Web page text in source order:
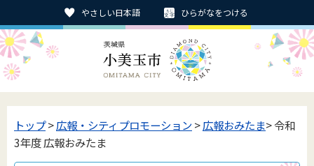
やさしい日本語 ひらがなをつける
トップ>広報・シティプロモーション>広報おみたま> 令和
3年度 広報おみたま